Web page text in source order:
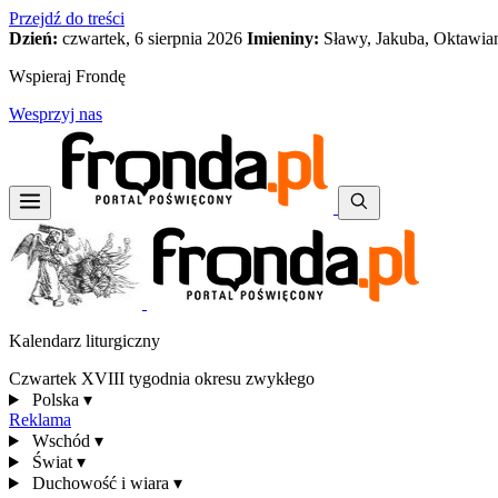
Przejdź do treści
Dzień: czwartek, 6 sierpnia 2026 Imieniny: Sławy, Jakuba,
Wspieraj Frondę
Wesprzyj nas
Kalendarz liturgiczny
Czwartek XVIII tygodnia okresu zwykłego
Polska ▾
Reklama
Wschód ▾
Świat ▾
Duchowość i wiara ▾